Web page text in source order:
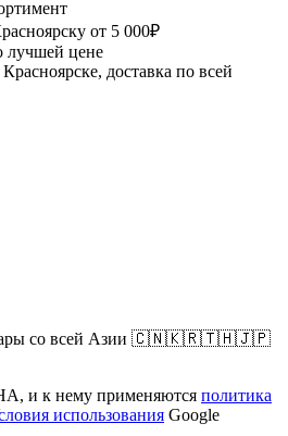
от 5 000₽
лучшей цене
доставка по всей
со всей Азии 🇨🇳🇰🇷🇹🇭🇯🇵
и к нему применяются политика
использования Google